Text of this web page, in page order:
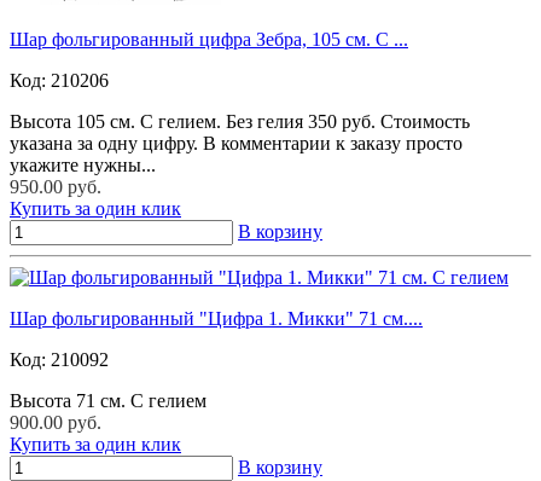
Шар фольгированный цифра Зебра, 105 см. С ...
Код: 210206
Высота 105 см. С гелием. Без гелия 350 руб. Стоимость
указана за одну цифру. В комментарии к заказу просто
укажите нужны...
950.00 руб.
Купить за один клик
В корзину
Шар фольгированный "Цифра 1. Микки" 71 см....
Код: 210092
Высота 71 см. С гелием
900.00 руб.
Купить за один клик
В корзину